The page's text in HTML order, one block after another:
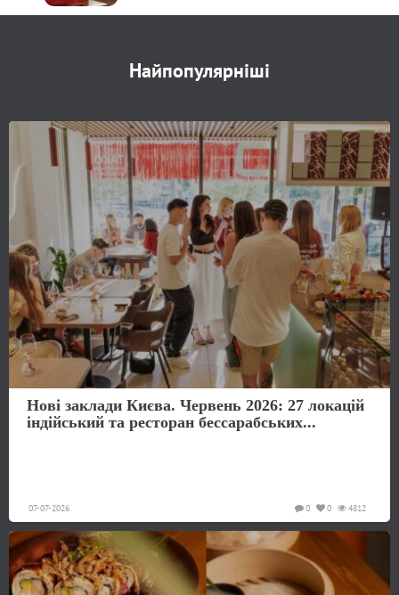
Найпопулярніші
Нові заклади Києва. Червень 2026: 27 локацій
індійський та ресторан бессарабських...
07-07-2026 4812
0
0